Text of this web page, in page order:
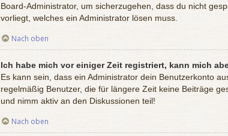
Board-Administrator, um sicherzugehen, dass du nicht
vorliegt, welches ein Administrator lösen muss.
Nach oben
Ich habe mich vor einiger Zeit registriert, kann mich
Es kann sein, dass ein Administrator dein Benutzerkonto
regelmäßig Benutzer, die für längere Zeit keine Beiträge
und nimm aktiv an den Diskussionen teil!
Nach oben